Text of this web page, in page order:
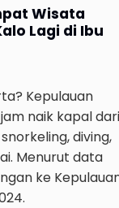
Wisata
Lagi di Ibu
Kepulauan
naik kapal dari
diving,
Menurut data
ke